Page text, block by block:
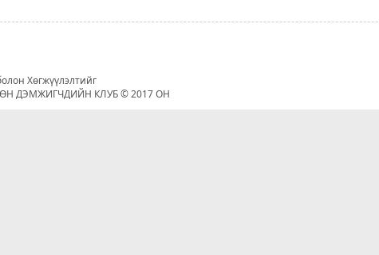
Хөгжүүлэлтийг
ДЭМЖИГЧДИЙН КЛУБ © 2017 ОН